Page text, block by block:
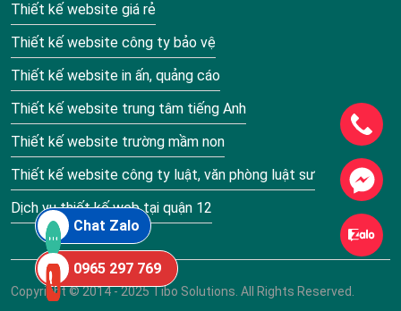
Thiết kế website giá rẻ
Thiết kế website công ty bảo vệ
Thiết kế website in ấn, quảng cáo
Thiết kế website trung tâm tiếng Anh
Thiết kế website trường mầm non
Thiết kế website công ty luật, văn phòng luật sư
Dịch vụ thiết kế web tại quận 12
Copyright © 2014 - 2025 Tibo Solutions. All Rights Reserved.
Chat Zalo
0965 297 769